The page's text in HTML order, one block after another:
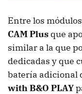
Entre los
CAM Plus que
similar a la que
dedicadas y que
batería adicional
with B&O PLAY